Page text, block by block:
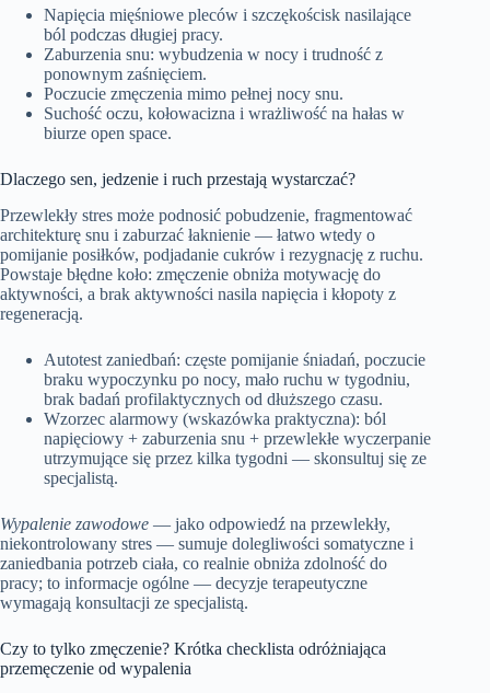
Napięcia mięśniowe pleców i szczękościsk nasilające
ból podczas długiej pracy.
Zaburzenia snu: wybudzenia w nocy i trudność z
ponownym zaśnięciem.
Poczucie zmęczenia mimo pełnej nocy snu.
Suchość oczu, kołowacizna i wrażliwość na hałas w
biurze open space.
Dlaczego sen, jedzenie i ruch przestają wystarczać?
Przewlekły stres może podnosić pobudzenie, fragmentować
architekturę snu i zaburzać łaknienie — łatwo wtedy o
pomijanie posiłków, podjadanie cukrów i rezygnację z ruchu.
Powstaje błędne koło: zmęczenie obniża motywację do
aktywności, a brak aktywności nasila napięcia i kłopoty z
regeneracją.
Autotest zaniedbań: częste pomijanie śniadań, poczucie
braku wypoczynku po nocy, mało ruchu w tygodniu,
brak badań profilaktycznych od dłuższego czasu.
Wzorzec alarmowy (wskazówka praktyczna): ból
napięciowy + zaburzenia snu + przewlekłe wyczerpanie
utrzymujące się przez kilka tygodni — skonsultuj się ze
specjalistą.
Wypalenie zawodowe — jako odpowiedź na przewlekły,
niekontrolowany stres — sumuje dolegliwości somatyczne i
zaniedbania potrzeb ciała, co realnie obniża zdolność do
pracy; to informacje ogólne — decyzje terapeutyczne
wymagają konsultacji ze specjalistą.
Czy to tylko zmęczenie? Krótka checklista odróżniająca
przemęczenie od wypalenia